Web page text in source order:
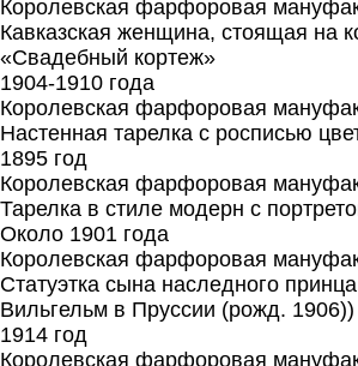
Королевская фарфоровая
Кавказская женщина, стоящая на
«Свадебный кортеж»
1904-1910 года
Королевская фарфоровая
Настенная тарелка с росписью
1895 год
Королевская фарфоровая
Тарелка в стиле модерн с
Около 1901 года
Королевская фарфоровая
Статуэтка сына наследного
Вильгельм в Пруссии (рожд.
1914 год
Королевская фарфоровая